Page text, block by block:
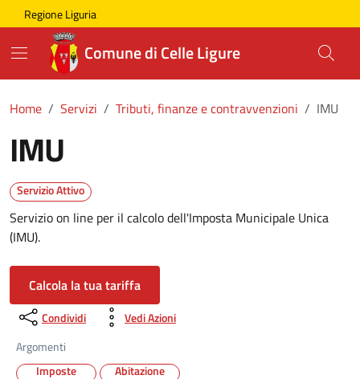
Skip to main content
Comune di Celle Ligure
Regione Liguria
Comune di Celle Ligure
Home Servizi Tributi, finanze e contravvenzioni IMU
IMU
Servizio Attivo
Servizio on line per il calcolo dell'Imposta Municipale Unica
(IMU).
Calcola la tua tariffa
Condividi
Vedi Azioni
Argomenti
Imposte
Abitazione